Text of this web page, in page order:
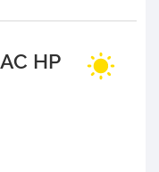
HP